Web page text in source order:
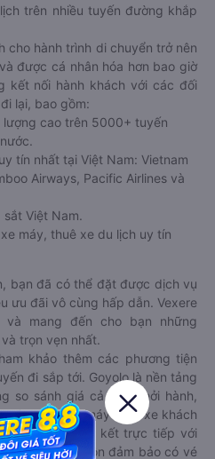
trên nhiều tuyến đường khắp
cho hành trình di chuyển trở nên
được cá nhân hóa hơn bao giờ
kết nối hành khách với các đối
lại, bao gồm:
cao trên 5000+ tuyến
tín nhất tại Việt Nam: Vietnam
Airways, Pacific Airlines và
Việt Nam.
máy, thuê xe du lịch uy tín
bạn đã có thể đặt được dịch vụ
ưu đãi vô cùng hấp dẫn. Vexere
và mang đến cho bạn những
trọn vẹn nhất.
khảo thêm các phương tiện
đi sắp tới. Goyolo là nền tảng
so sánh giá cả, giờ khởi hành,
phương tiện máy bay, xe khách
được liên kết trực tiếp với
và tàu hoả, luôn đảm bảo có vé